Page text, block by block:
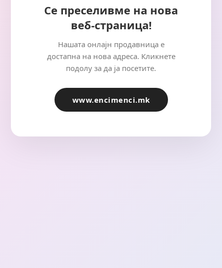
Се преселивме на нова
веб-страница!
Нашата онлајн продавница е
достапна на нова адреса. Кликнете
подолу за да ја посетите.
www.encimenci.mk